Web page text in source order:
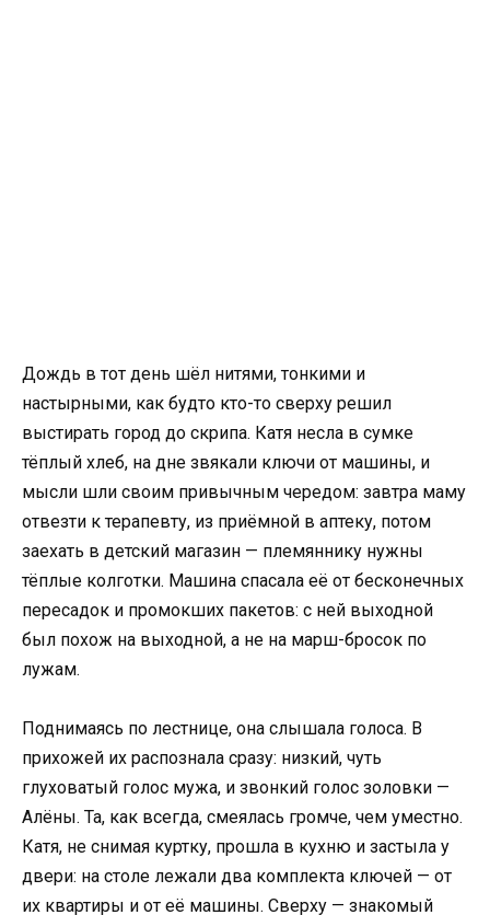
Дождь в тот день шёл нитями, тонкими и
настырными, как будто кто-то сверху решил
выстирать город до скрипа. Катя несла в сумке
тёплый хлеб, на дне звякали ключи от машины, и
мысли шли своим привычным чередом: завтра маму
отвезти к терапевту, из приёмной в аптеку, потом
заехать в детский магазин — племяннику нужны
тёплые колготки. Машина спасала её от бесконечных
пересадок и промокших пакетов: с ней выходной
был похож на выходной, а не на марш-бросок по
лужам.
Поднимаясь по лестнице, она слышала голоса. В
прихожей их распознала сразу: низкий, чуть
глуховатый голос мужа, и звонкий голос золовки —
Алёны. Та, как всегда, смеялась громче, чем уместно.
Катя, не снимая куртку, прошла в кухню и застыла у
двери: на столе лежали два комплекта ключей — от
их квартиры и от её машины. Сверху — знакомый